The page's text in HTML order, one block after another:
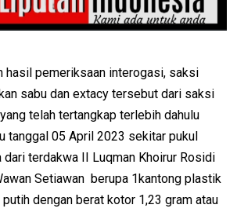
hasil pemeriksaan interogasi, saksi
sabu dan extacy tersebut dari saksi
telah tertangkap terlebih dahulu
tanggal 05 April 2023 sekitar pukul
dari terdakwa II Luqman Khoirur Rosidi
Setiawan berupa 1kantong plastik
dengan berat kotor 1,23 gram atau